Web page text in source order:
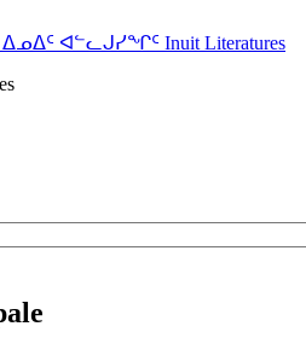
ᐃᓄᐃᑦ ᐊᓪᓚᒍᓯᖏᑦ Inuit Literatures